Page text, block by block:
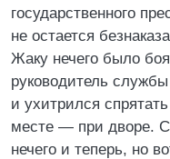
государственного
не остается
Жаку нечего было
руководитель
и ухитрился
месте — при дворе.
нечего и теперь, но